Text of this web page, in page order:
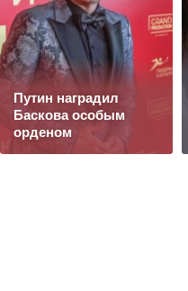
Путин наградил
Баскова особым
орденом